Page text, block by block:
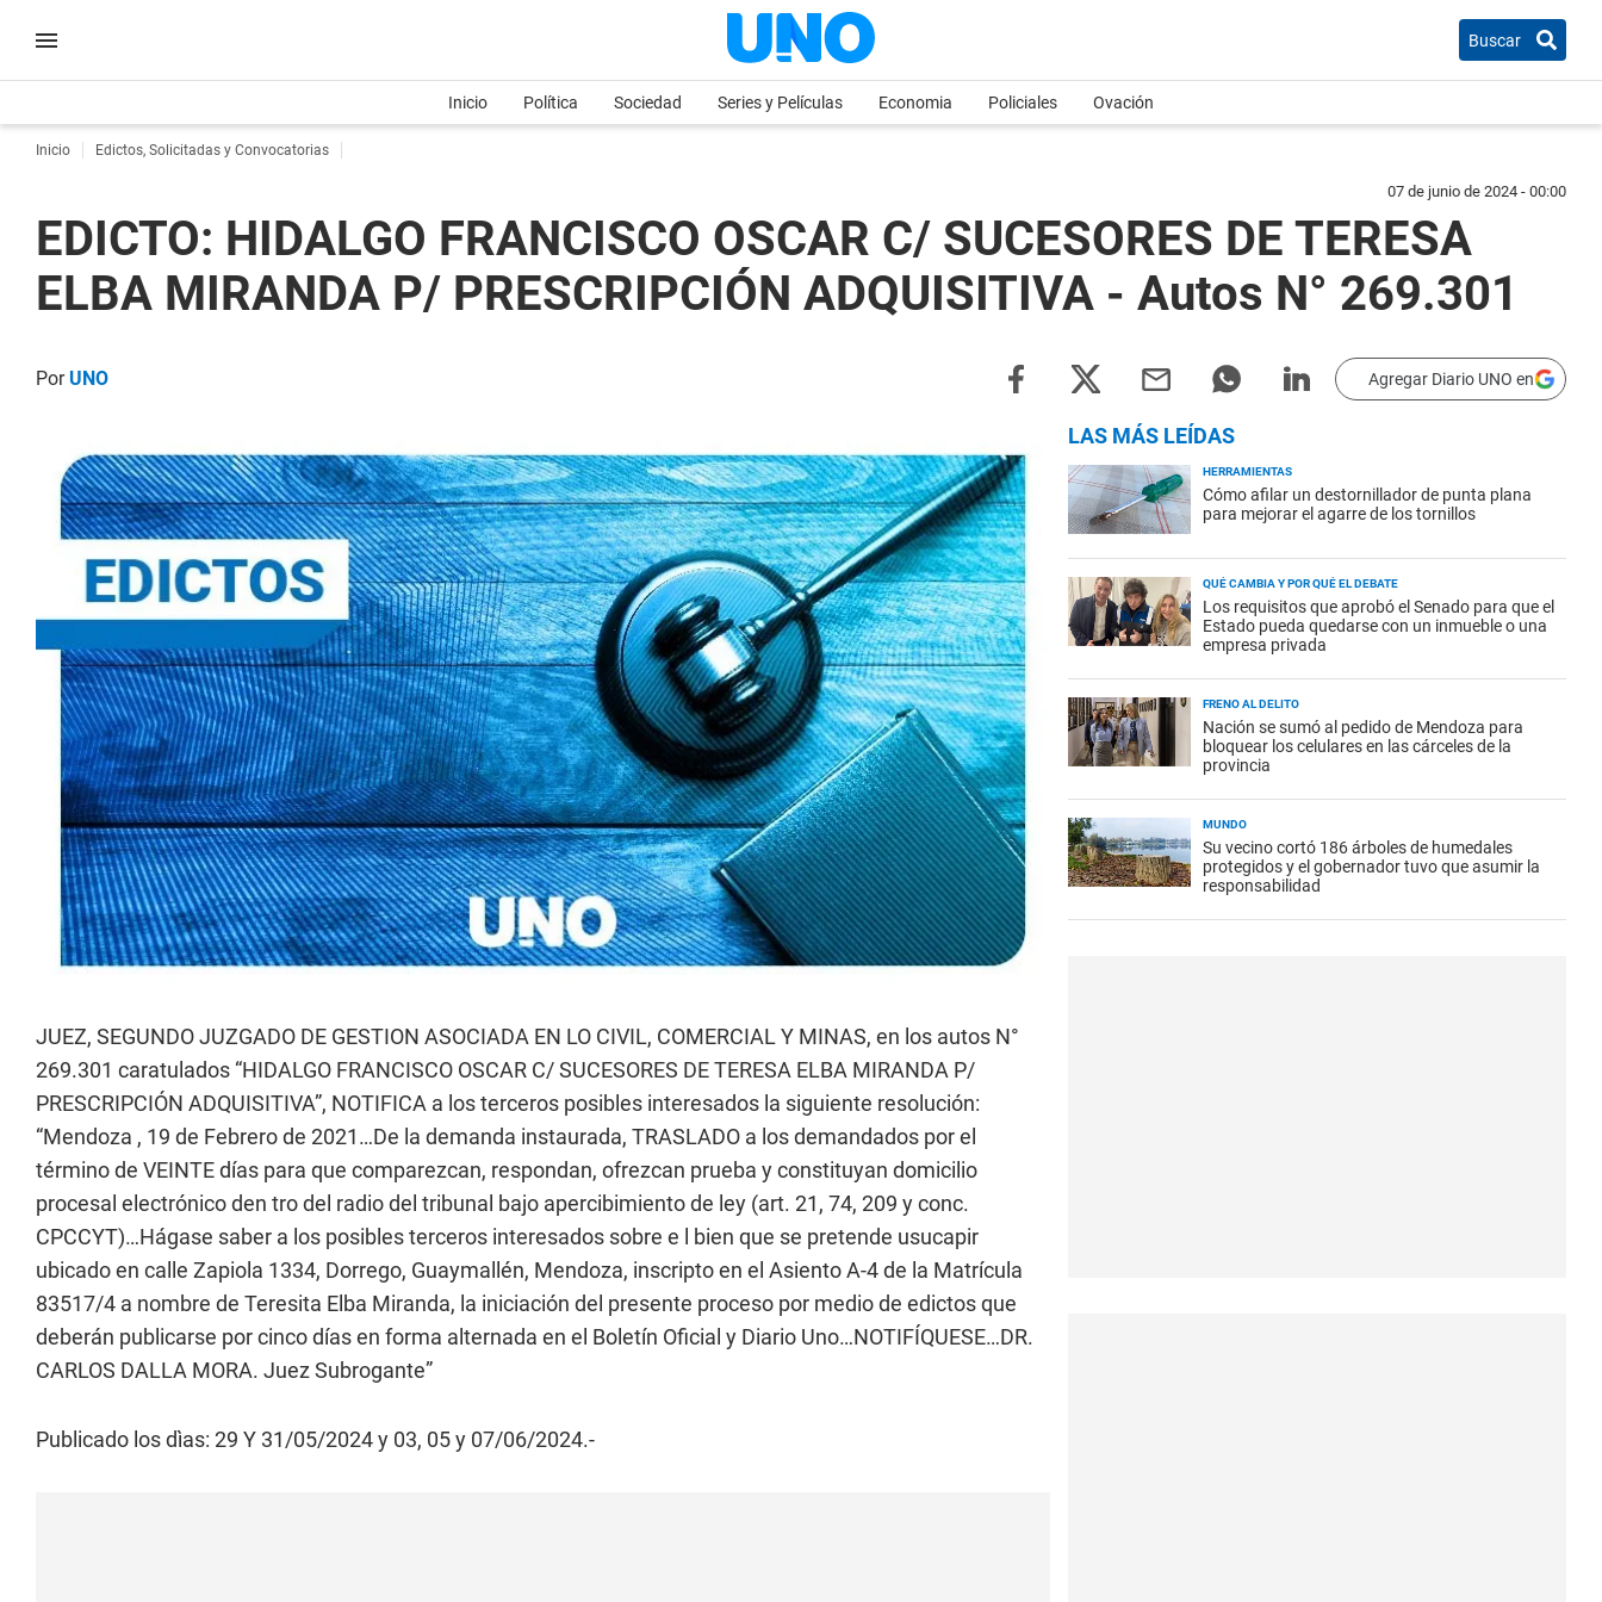
Buscar
Inicio Política Sociedad Series y Películas Economia Policiales Ovación
Inicio Edictos, Solicitadas y Convocatorias
07 de junio de 2024 - 00:00
EDICTO: HIDALGO FRANCISCO OSCAR C/ SUCESORES DE TERESA
ELBA MIRANDA P/ PRESCRIPCIÓN ADQUISITIVA - Autos N° 269.301
PorUNO Agregar Diario UNO en
JUEZ, SEGUNDO JUZGADO DE GESTION ASOCIADA EN LO CIVIL, COMERCIAL Y MINAS, en los autos N°
269.301 caratulados “HIDALGO FRANCISCO OSCAR C/ SUCESORES DE TERESA ELBA MIRANDA P/
PRESCRIPCIÓN ADQUISITIVA”, NOTIFICA a los terceros posibles interesados la siguiente resolución:
“Mendoza , 19 de Febrero de 2021…De la demanda instaurada, TRASLADO a los demandados por el
término de VEINTE días para que comparezcan, respondan, ofrezcan prueba y constituyan domicilio
procesal electrónico den tro del radio del tribunal bajo apercibimiento de ley (art. 21, 74, 209 y conc.
CPCCYT)…Hágase saber a los posibles terceros interesados sobre e l bien que se pretende usucapir
ubicado en calle Zapiola 1334, Dorrego, Guaymallén, Mendoza, inscripto en el Asiento A-4 de la Matrícula
83517/4 a nombre de Teresita Elba Miranda, la iniciación del presente proceso por medio de edictos que
deberán publicarse por cinco días en forma alternada en el Boletín Oficial y Diario Uno…NOTIFÍQUESE…DR.
CARLOS DALLA MORA. Juez Subrogante”
Publicado los dìas: 29 Y 31/05/2024 y 03, 05 y 07/06/2024.-
LAS MÁS LEÍDAS
HERRAMIENTAS
Cómo afilar un destornillador de punta plana
para mejorar el agarre de los tornillos
QUÉ CAMBIA Y POR QUÉ EL DEBATE
Los requisitos que aprobó el Senado para que el
Estado pueda quedarse con un inmueble o una
empresa privada
FRENO AL DELITO
Nación se sumó al pedido de Mendoza para
bloquear los celulares en las cárceles de la
provincia
MUNDO
Su vecino cortó 186 árboles de humedales
protegidos y el gobernador tuvo que asumir la
responsabilidad